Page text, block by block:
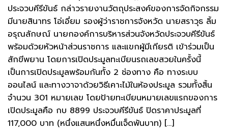
ประจวบคีรีขันธ์ กล่าวรายงานวัตถุประสงค์ของการจัดกิจกรรม
มีนายสินาทร โอ่เอี่ยม รองผู้ว่าราชการจังหวัด นายสราวุธ ลิ้ม
อรุณลักษณ์ นายกองค์การบริหารส่วนจังหวัดประจวบคีรีขันธ์
พร้อมด้วยหัวหน้าส่วนราชการ และแขกผู้มีเกียรติ เข้าร่วมเป็น
สักขีพยาน โดยการเปิดประมูลทะเบียนรถเลขสวยในครั้งนี้
เป็นการเปิดประมูลพร้อมกันทั้ง 2 ช่องทาง คือ ทางระบบ
ออนไลน์ และทางวาจาด้วยวิธีเคาะไม้ในห้องประมูล รวมทั้งสิ้น
จำนวน 301 หมายเลข โดยป้ายทะเบียนหมายเลขแรกของการ
เปิดประมูลคือ กบ 8899 ประจวบคีรีขันธ์ ปิดราคาประมูลที่
117,000 บาท (หนึ่งแสนหนึ่งหมื่นเจ็ดพันบาท) […]